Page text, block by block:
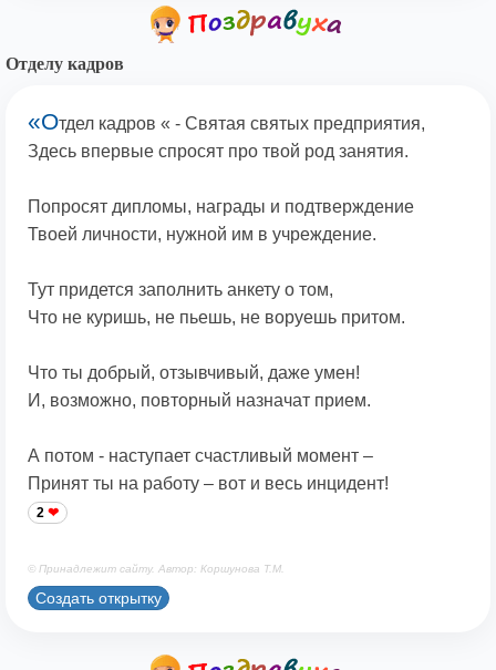
Отделу кадров
«Отдел кадров « - Святая святых предприятия,
Здесь впервые спросят про твой род занятия.
Попросят дипломы, награды и подтверждение
Твоей личности, нужной им в учреждение.
Тут придется заполнить анкету о том,
Что не куришь, не пьешь, не воруешь притом.
Что ты добрый, отзывчивый, даже умен!
И, возможно, повторный назначат прием.
А потом - наступает счастливый момент –
Принят ты на работу – вот и весь инцидент!
2
© Принадлежит сайту. Автор: Коршунова Т.М.
Создать открытку